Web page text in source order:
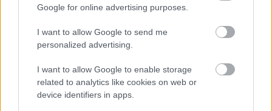
Google for online advertising purposes.
I want to allow Google to send me
personalized advertising.
I want to allow Google to enable storage
related to analytics like cookies on web or
device identifiers in apps.